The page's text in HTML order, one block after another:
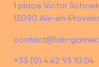
1 place Victor
13090 Aix-en-
contact@lab-
+33 (0) 4 42 93 10 04